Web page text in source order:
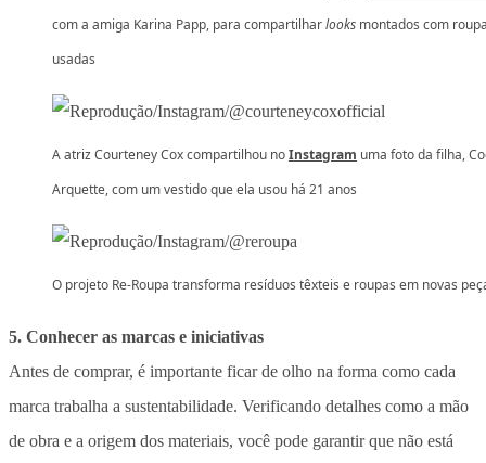
com a amiga Karina Papp, para compartilharlooks montados com
usadas
A atriz Courteney Cox compartilhou noInstagram uma foto da filha,
Arquette, com um vestido que ela usou há 21 anos
O projeto Re-Roupa transforma resíduos têxteis e roupas em novas
5. Conhecer as marcas e iniciativas
Antes de comprar, é importante ficar de olho na forma como cada
marca trabalha a sustentabilidade. Verificando detalhes como a mão
de obra e a origem dos materiais, você pode garantir que não está